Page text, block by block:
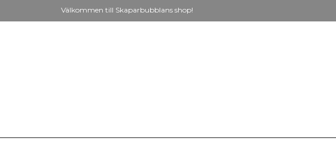
Välkommen till Skaparbubblans shop!